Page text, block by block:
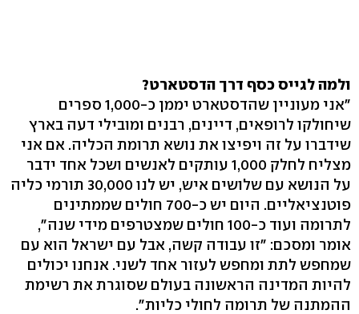
ולמה לגייס כסף דרך הדסטארט?
"אני מעוניין שהדסטארט יממן כ-1,000 ספרים
שיחולקו לרופאים, דיינים, רבנים ומובילי דעה בארץ
שידברו על זה ויפיצו את נושא תרומת הכליה. אם אני
מצליח לחלק 1,000 עותקים לאנשים ושכל אחד ידבר
על הנושא עם שלושים איש, יש לנו 30,000 תורמי כליה
פוטנציאליים. היום יש כ-700 חולים שממתינים
לתרומה ועוד כ-100 חולים שמצטרפים מידי שנה",
אומר ומסכם: "זו עבודה קשה, אבל עם ישראל הוא עם
שמחפש לתת ומחפש לעזור אחד לשני. אנחנו יכולים
להיות המדינה הראשונה בעולם שסוגרת את רשימת
ההמתנה של תרומה לחולי כליות".